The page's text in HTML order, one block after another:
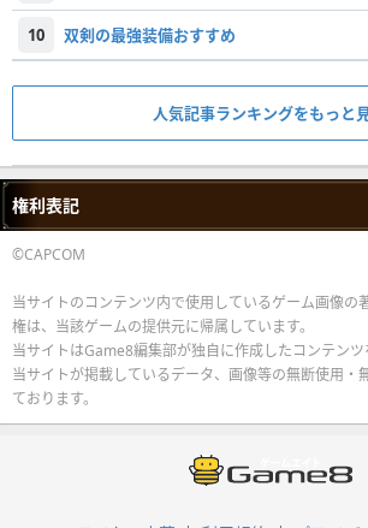
10 双剣の最強装備おすすめ
人気記事ランキングをもっと
権利表記
©CAPCOM
当サイトのコンテンツ内で使用しているゲーム画像の
権は、当該ゲームの提供元に帰属しています。
当サイトはGame8編集部が独自に作成したコンテンツ
当サイトが掲載しているデータ、画像等の無断使用・
ております。